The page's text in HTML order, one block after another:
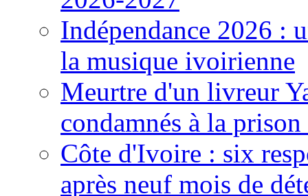
Indépendance 2026 :
la musique ivoirienne
Meurtre d'un livreur
condamnés à la
Côte d'Ivoire : six
après neuf mois de